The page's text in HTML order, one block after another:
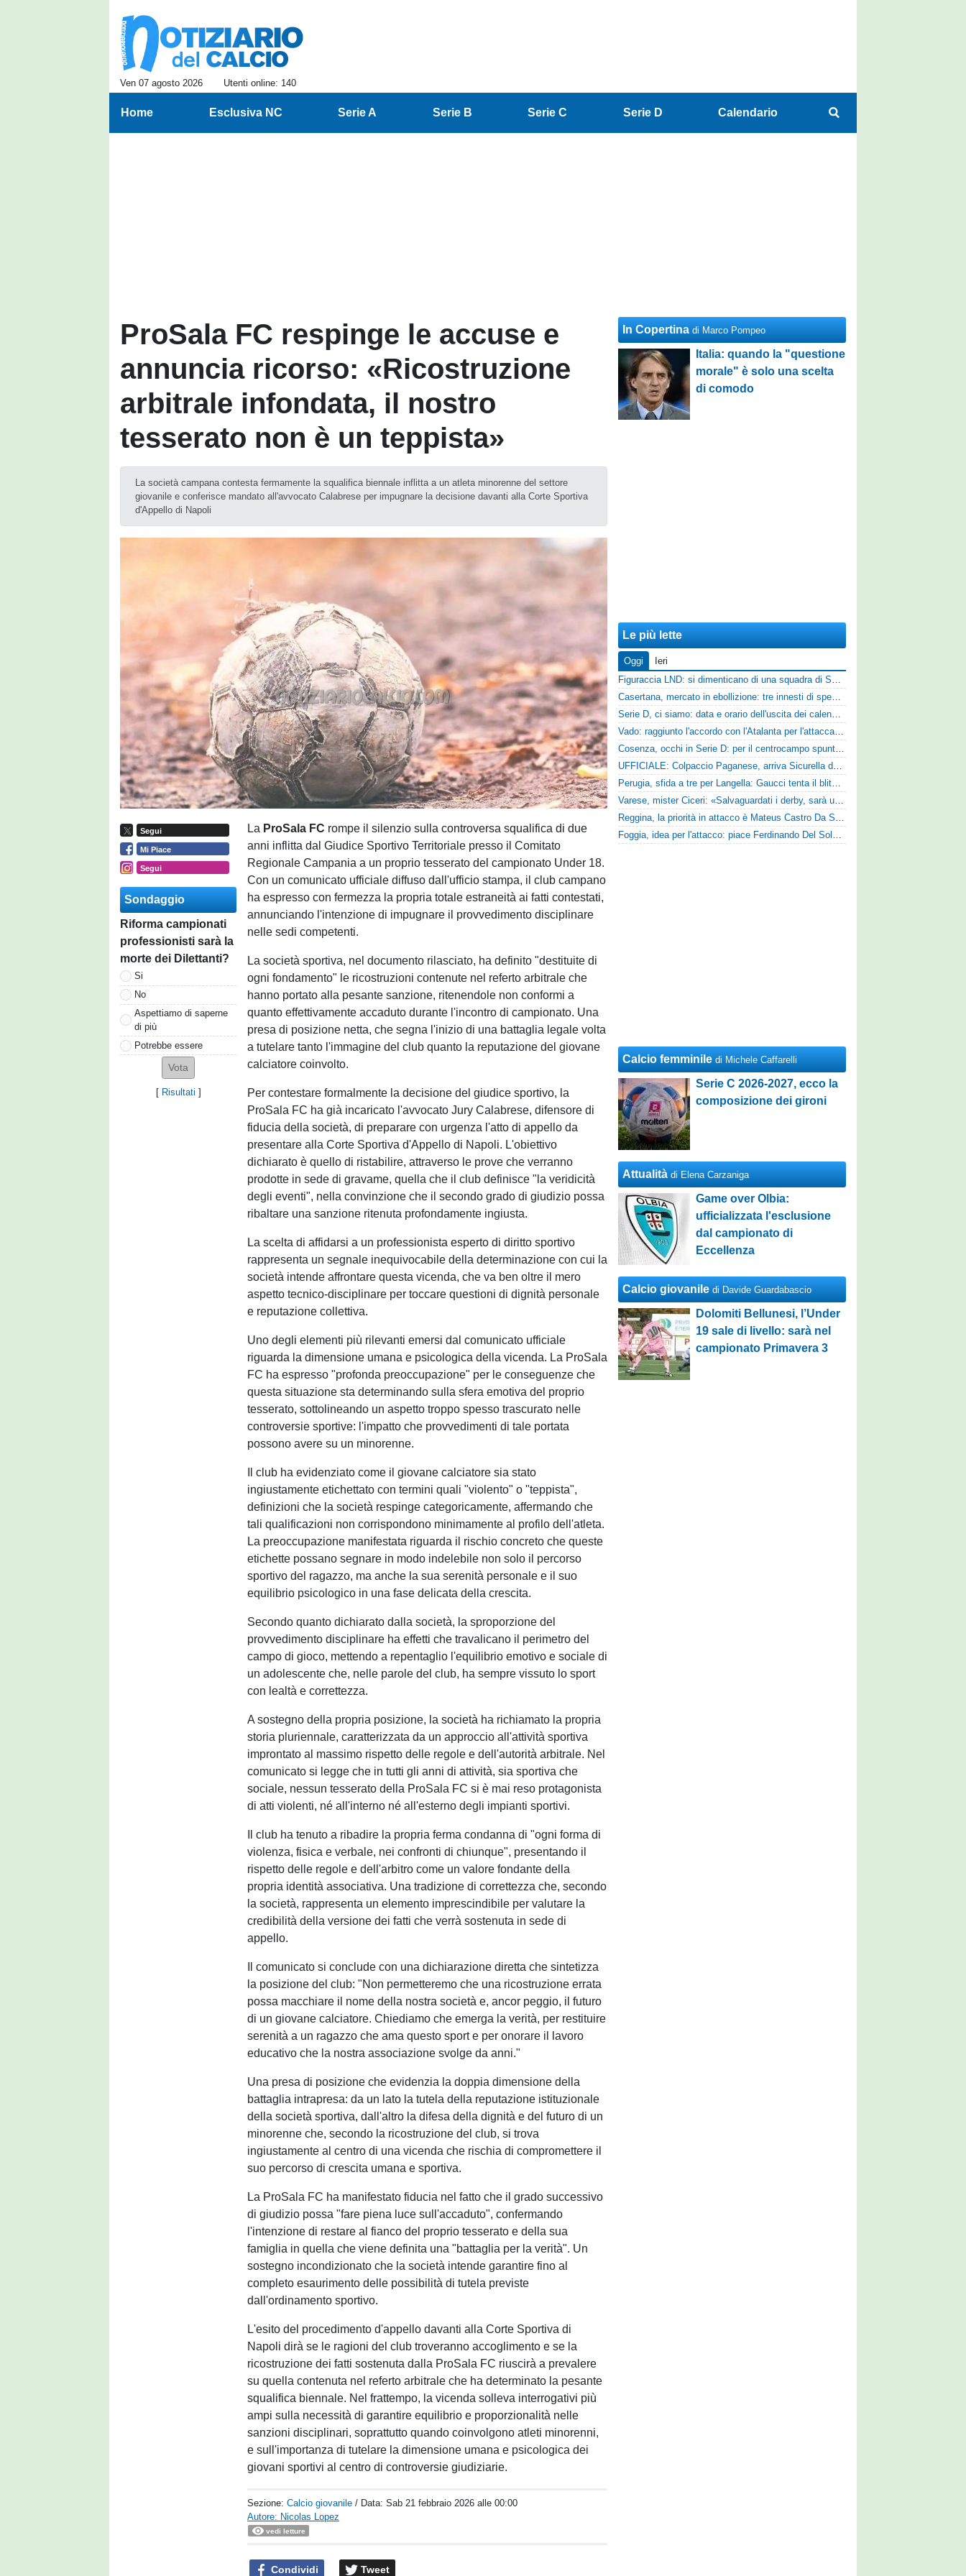
Ven 07 agosto 2026 Utenti online: 140
Home Esclusiva NC Serie A Serie B Serie C Serie D Calendario
ProSala FC respinge le accuse e
annuncia ricorso: «Ricostruzione
arbitrale infondata, il nostro
tesserato non è un teppista»
La società campana contesta fermamente la squalifica biennale inflitta a un atleta minorenne del settore
giovanile e conferisce mandato all'avvocato Calabrese per impugnare la decisione davanti alla Corte Sportiva
d'Appello di Napoli
Segui
Mi Piace
Segui
Sondaggio
Riforma campionati
professionisti sarà la
morte dei Dilettanti?
Si
No
Aspettiamo di saperne
di più
Potrebbe essere
[ Risultati ]
La ProSala FC rompe il silenzio sulla controversa squalifica di due
anni inflitta dal Giudice Sportivo Territoriale presso il Comitato
Regionale Campania a un proprio tesserato del campionato Under 18.
Con un comunicato ufficiale diffuso dall'ufficio stampa, il club campano
ha espresso con fermezza la propria totale estraneità ai fatti contestati,
annunciando l'intenzione di impugnare il provvedimento disciplinare
nelle sedi competenti.
La società sportiva, nel documento rilasciato, ha definito "destituite di
ogni fondamento" le ricostruzioni contenute nel referto arbitrale che
hanno portato alla pesante sanzione, ritenendole non conformi a
quanto effettivamente accaduto durante l'incontro di campionato. Una
presa di posizione netta, che segna l'inizio di una battaglia legale volta
a tutelare tanto l'immagine del club quanto la reputazione del giovane
calciatore coinvolto.
Per contestare formalmente la decisione del giudice sportivo, la
ProSala FC ha già incaricato l'avvocato Jury Calabrese, difensore di
fiducia della società, di preparare con urgenza l'atto di appello da
presentare alla Corte Sportiva d'Appello di Napoli. L'obiettivo
dichiarato è quello di ristabilire, attraverso le prove che verranno
prodotte in sede di gravame, quella che il club definisce "la veridicità
degli eventi", nella convinzione che il secondo grado di giudizio possa
ribaltare una sanzione ritenuta profondamente ingiusta.
La scelta di affidarsi a un professionista esperto di diritto sportivo
rappresenta un segnale inequivocabile della determinazione con cui la
società intende affrontare questa vicenda, che va ben oltre il mero
aspetto tecnico-disciplinare per toccare questioni di dignità personale
e reputazione collettiva.
Uno degli elementi più rilevanti emersi dal comunicato ufficiale
riguarda la dimensione umana e psicologica della vicenda. La ProSala
FC ha espresso "profonda preoccupazione" per le conseguenze che
questa situazione sta determinando sulla sfera emotiva del proprio
tesserato, sottolineando un aspetto troppo spesso trascurato nelle
controversie sportive: l'impatto che provvedimenti di tale portata
possono avere su un minorenne.
Il club ha evidenziato come il giovane calciatore sia stato
ingiustamente etichettato con termini quali "violento" o "teppista",
definizioni che la società respinge categoricamente, affermando che
tali qualificazioni non corrispondono minimamente al profilo dell'atleta.
La preoccupazione manifestata riguarda il rischio concreto che queste
etichette possano segnare in modo indelebile non solo il percorso
sportivo del ragazzo, ma anche la sua serenità personale e il suo
equilibrio psicologico in una fase delicata della crescita.
Secondo quanto dichiarato dalla società, la sproporzione del
provvedimento disciplinare ha effetti che travalicano il perimetro del
campo di gioco, mettendo a repentaglio l'equilibrio emotivo e sociale di
un adolescente che, nelle parole del club, ha sempre vissuto lo sport
con lealtà e correttezza.
A sostegno della propria posizione, la società ha richiamato la propria
storia pluriennale, caratterizzata da un approccio all'attività sportiva
improntato al massimo rispetto delle regole e dell'autorità arbitrale. Nel
comunicato si legge che in tutti gli anni di attività, sia sportiva che
sociale, nessun tesserato della ProSala FC si è mai reso protagonista
di atti violenti, né all'interno né all'esterno degli impianti sportivi.
Il club ha tenuto a ribadire la propria ferma condanna di "ogni forma di
violenza, fisica e verbale, nei confronti di chiunque", presentando il
rispetto delle regole e dell'arbitro come un valore fondante della
propria identità associativa. Una tradizione di correttezza che, secondo
la società, rappresenta un elemento imprescindibile per valutare la
credibilità della versione dei fatti che verrà sostenuta in sede di
appello.
Il comunicato si conclude con una dichiarazione diretta che sintetizza
la posizione del club: "Non permetteremo che una ricostruzione errata
possa macchiare il nome della nostra società e, ancor peggio, il futuro
di un giovane calciatore. Chiediamo che emerga la verità, per restituire
serenità a un ragazzo che ama questo sport e per onorare il lavoro
educativo che la nostra associazione svolge da anni."
Una presa di posizione che evidenzia la doppia dimensione della
battaglia intrapresa: da un lato la tutela della reputazione istituzionale
della società sportiva, dall'altro la difesa della dignità e del futuro di un
minorenne che, secondo la ricostruzione del club, si trova
ingiustamente al centro di una vicenda che rischia di compromettere il
suo percorso di crescita umana e sportiva.
La ProSala FC ha manifestato fiducia nel fatto che il grado successivo
di giudizio possa "fare piena luce sull'accaduto", confermando
l'intenzione di restare al fianco del proprio tesserato e della sua
famiglia in quella che viene definita una "battaglia per la verità". Un
sostegno incondizionato che la società intende garantire fino al
completo esaurimento delle possibilità di tutela previste
dall'ordinamento sportivo.
L'esito del procedimento d'appello davanti alla Corte Sportiva di
Napoli dirà se le ragioni del club troveranno accoglimento e se la
ricostruzione dei fatti sostenuta dalla ProSala FC riuscirà a prevalere
su quella contenuta nel referto arbitrale che ha determinato la pesante
squalifica biennale. Nel frattempo, la vicenda solleva interrogativi più
ampi sulla necessità di garantire equilibrio e proporzionalità nelle
sanzioni disciplinari, soprattutto quando coinvolgono atleti minorenni,
e sull'importanza di tutelare la dimensione umana e psicologica dei
giovani sportivi al centro di controversie giudiziarie.
Sezione:Calcio giovanile / Data:Sab 21 febbraio 2026 alle 00:00
Autore: Nicolas Lopez
vedi letture
Condividi Tweet
In Copertina di Marco Pompeo
Italia: quando la "questione
morale" è solo una scelta
di comodo
Le più lette
Oggi
Ieri
Figuraccia LND: si dimenticano di una squadra di Serie D, è da rifare il programma Coppa Italia
Casertana, mercato in ebollizione: tre innesti di spessore per lo scacchiere di Vinicio Espinal
Serie D, ci siamo: data e orario dell'uscita dei calendari ufficiali
Vado: raggiunto l'accordo con l'Atalanta per l'attaccante Frederick Samuel Ndongue
Cosenza, occhi in Serie D: per il centrocampo spunta anche Gerardo Di Gilio
UFFICIALE: Colpaccio Paganese, arriva Sicurella dalla Scafatese
Perugia, sfida a tre per Langella: Gaucci tenta il blitz per il centrocampista del Cosenza
Varese, mister Ciceri: «Salvaguardati i derby, sarà un campionato avvincente»
Reggina, la priorità in attacco è Mateus Castro Da Silva: ore decisive per la fumata bianca
Foggia, idea per l'attacco: piace Ferdinando Del Sole dell'Ascoli
Calcio femminile di Michele Caffarelli
Serie C 2026-2027, ecco la
composizione dei gironi
Attualità di Elena Carzaniga
Game over Olbia:
ufficializzata l'esclusione
dal campionato di
Eccellenza
Calcio giovanile di Davide Guardabascio
Dolomiti Bellunesi, l’Under
19 sale di livello: sarà nel
campionato Primavera 3